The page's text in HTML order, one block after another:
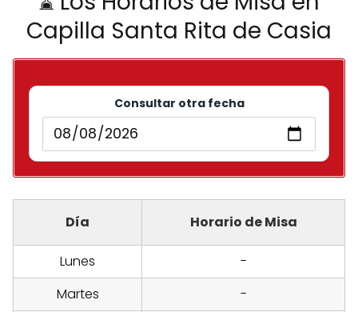
Capilla Santa Rita de Casia
Consultar otra fecha
Día Horario de Misa
Lunes
-
Martes
-